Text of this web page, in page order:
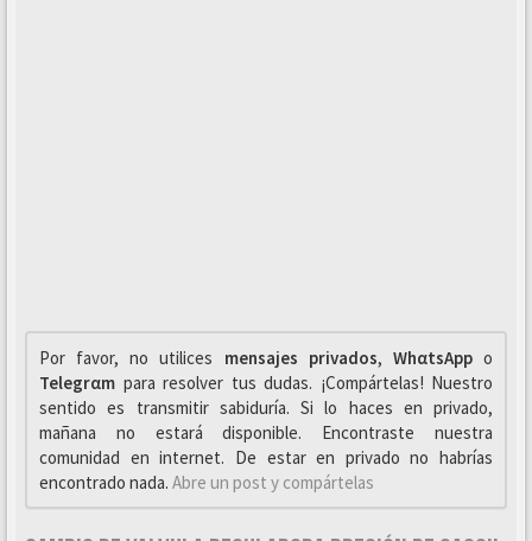
Por favor, no utilices mensajes privados, WhαtsAppo
Telegrαm para resolver tus dudas. ¡Compártelas! Nuestro
sentido es transmitir sabiduría. Si lo haces en privado,
mañana no estará disponible. Encontraste nuestra
comunidad en internet. De estar en privado no habrías
encontrado nada. Abre un post y compártelas